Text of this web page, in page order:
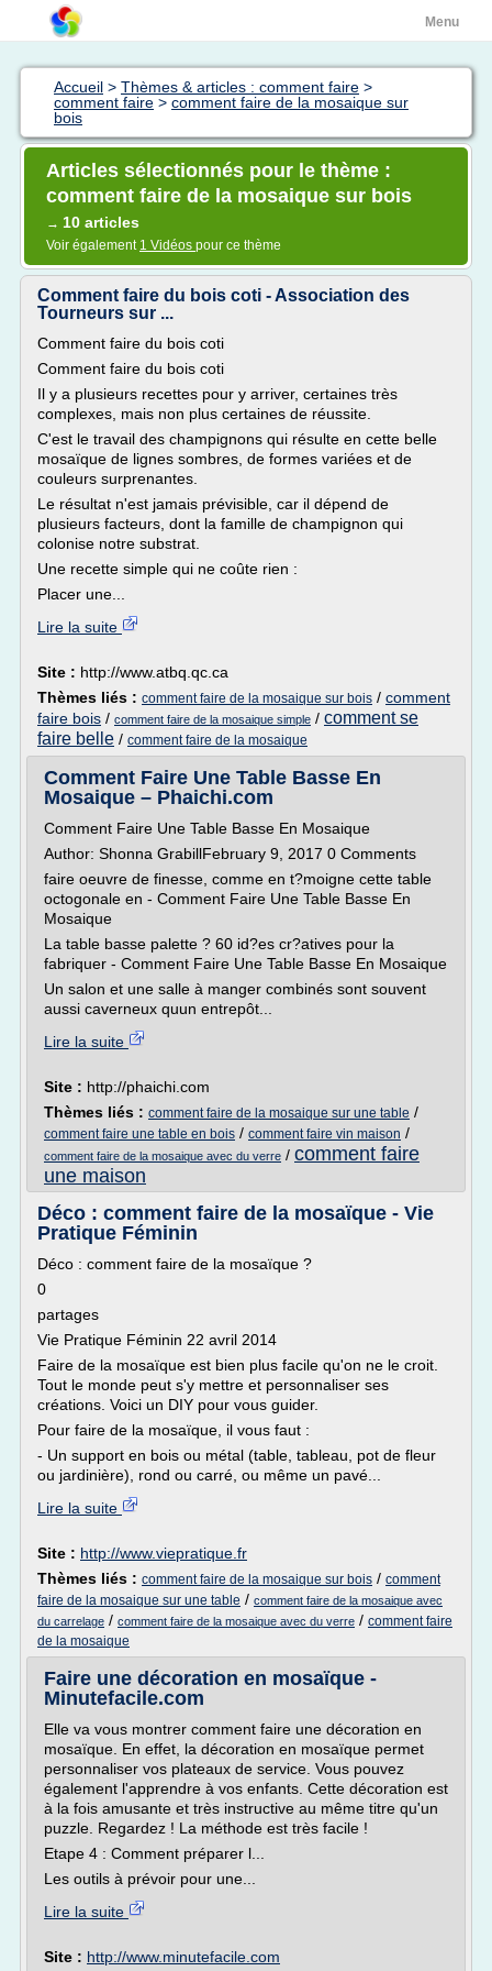
Menu
Accueil > Thèmes & articles : comment faire >
comment faire > comment faire de la mosaique sur
bois
Articles sélectionnés pour le thème :
comment faire de la mosaique sur bois
→ 10 articles
Voir également 1 Vidéos pour ce thème
Comment faire du bois coti - Association des
Tourneurs sur ...
Comment faire du bois coti
Comment faire du bois coti
Il y a plusieurs recettes pour y arriver, certaines très
complexes, mais non plus certaines de réussite.
C'est le travail des champignons qui résulte en cette belle
mosaïque de lignes sombres, de formes variées et de
couleurs surprenantes.
Le résultat n'est jamais prévisible, car il dépend de
plusieurs facteurs, dont la famille de champignon qui
colonise notre substrat.
Une recette simple qui ne coûte rien :
Placer une...
Lire la suite
Site : http://www.atbq.qc.ca
Thèmes liés : comment faire de la mosaique sur bois / comment
faire bois / comment faire de la mosaique simple / comment se
faire belle / comment faire de la mosaique
Comment Faire Une Table Basse En
Mosaique – Phaichi.com
Comment Faire Une Table Basse En Mosaique
Author: Shonna GrabillFebruary 9, 2017 0 Comments
faire oeuvre de finesse, comme en t?moigne cette table
octogonale en - Comment Faire Une Table Basse En
Mosaique
La table basse palette ? 60 id?es cr?atives pour la
fabriquer - Comment Faire Une Table Basse En Mosaique
Un salon et une salle à manger combinés sont souvent
aussi caverneux quun entrepôt...
Lire la suite
Site : http://phaichi.com
Thèmes liés : comment faire de la mosaique sur une table /
comment faire une table en bois / comment faire vin maison /
comment faire de la mosaique avec du verre / comment faire
une maison
Déco : comment faire de la mosaïque - Vie
Pratique Féminin
Déco : comment faire de la mosaïque ?
0
partages
Vie Pratique Féminin 22 avril 2014
Faire de la mosaïque est bien plus facile qu'on ne le croit.
Tout le monde peut s'y mettre et personnaliser ses
créations. Voici un DIY pour vous guider.
Pour faire de la mosaïque, il vous faut :
- Un support en bois ou métal (table, tableau, pot de fleur
ou jardinière), rond ou carré, ou même un pavé...
Lire la suite
Site : http://www.viepratique.fr
Thèmes liés : comment faire de la mosaique sur bois / comment
faire de la mosaique sur une table / comment faire de la mosaique avec
du carrelage / comment faire de la mosaique avec du verre / comment faire
de la mosaique
Faire une décoration en mosaïque -
Minutefacile.com
Elle va vous montrer comment faire une décoration en
mosaïque. En effet, la décoration en mosaïque permet
personnaliser vos plateaux de service. Vous pouvez
également l'apprendre à vos enfants. Cette décoration est
à la fois amusante et très instructive au même titre qu'un
puzzle. Regardez ! La méthode est très facile !
Etape 4 : Comment préparer l...
Les outils à prévoir pour une...
Lire la suite
Site : http://www.minutefacile.com